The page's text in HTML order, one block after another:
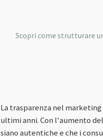
Scopri come strutturare
La trasparenza nel
ultimi anni. Con l'aumento
siano autentiche e che i